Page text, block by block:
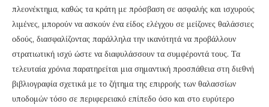
πλεονέκτημα, καθώς τα κράτη με πρόσβαση σε ασφαλής και ισχυρούς
λιμένες, μπορούν να ασκούν ένα είδος ελέγχου σε μείζονες θαλάσσιες
οδούς, διασφαλίζοντας παράλληλα την ικανότητά να προβάλλουν
στρατιωτική ισχύ ώστε να διαφυλάσσουν τα συμφέροντά τους. Τα
τελευταία χρόνια παρατηρείται μια σημαντική προσπάθεια στη διεθνή
βιβλιογραφία σχετικά με το ζήτημα της επιρροής των θαλασσίων
υποδομών τόσο σε περιφερειακό επίπεδο όσο και στο ευρύτερο